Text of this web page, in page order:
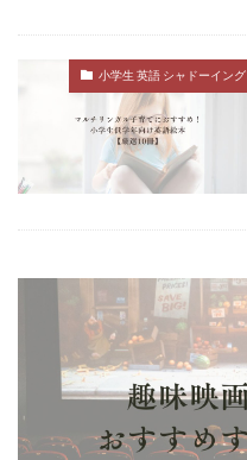
小学生 英語 シャドーイング